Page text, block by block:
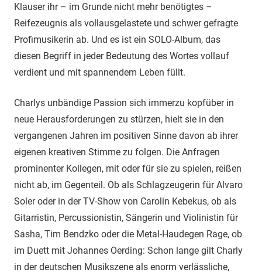
Klauser ihr – im Grunde nicht mehr benötigtes –
Reifezeugnis als vollausgelastete und schwer gefragte
Profimusikerin ab. Und es ist ein SOLO-Album, das
diesen Begriff in jeder Bedeutung des Wortes vollauf
verdient und mit spannendem Leben füllt.
Charlys unbändige Passion sich immerzu kopfüber in
neue Herausforderungen zu stürzen, hielt sie in den
vergangenen Jahren im positiven Sinne davon ab ihrer
eigenen kreativen Stimme zu folgen. Die Anfragen
prominenter Kollegen, mit oder für sie zu spielen, reißen
nicht ab, im Gegenteil. Ob als Schlagzeugerin für Alvaro
Soler oder in der TV-Show von Carolin Kebekus, ob als
Gitarristin, Percussionistin, Sängerin und Violinistin für
Sasha, Tim Bendzko oder die Metal-Haudegen Rage, ob
im Duett mit Johannes Oerding: Schon lange gilt Charly
in der deutschen Musikszene als enorm verlässliche,